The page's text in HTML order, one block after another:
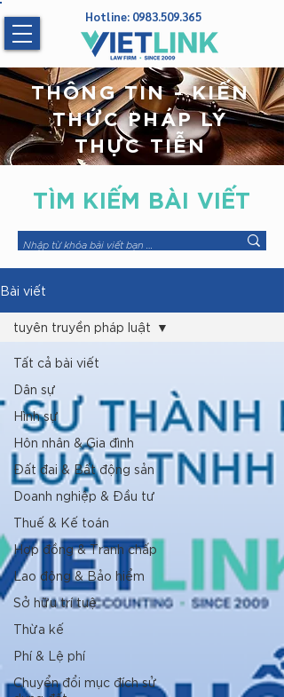
Hotline: 0983.509.365
THÔNG TIN - KIẾN
THỨC PHÁP LÝ
THỰC TIỄN
TÌM KIẾM BÀI VIẾT
Bài viết
Tất cả bài viết
Dân sự
Hình sự
Hôn nhân & Gia đình
Đất đai & Bất động sản
Doanh nghiệp & Đầu tư
Thuế & Kế toán
Hợp đồng & Tranh chấp
Lao động & Bảo hiểm
Sở hữu trí tuệ
Thừa kế
Phí & Lệ phí
Chuyển đổi mục đích sử
tuyên truyền pháp luật